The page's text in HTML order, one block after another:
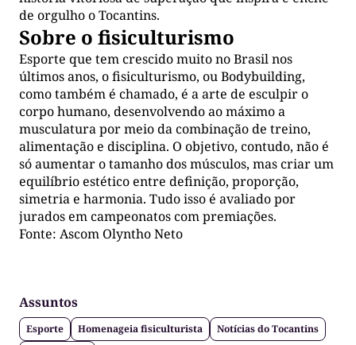
de orgulho o Tocantins.
Sobre o fisiculturismo
Esporte que tem crescido muito no Brasil nos
últimos anos, o fisiculturismo, ou Bodybuilding,
como também é chamado, é a arte de esculpir o
corpo humano, desenvolvendo ao máximo a
musculatura por meio da combinação de treino,
alimentação e disciplina. O objetivo, contudo, não é
só aumentar o tamanho dos músculos, mas criar um
equilíbrio estético entre definição, proporção,
simetria e harmonia. Tudo isso é avaliado por
jurados em campeonatos com premiações.
Fonte: Ascom Olyntho Neto
Assuntos
Esporte Homenageia fisiculturista
Notícias do Tocantins